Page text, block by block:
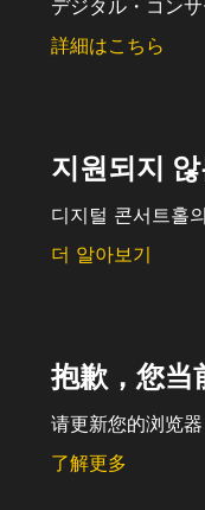
デジタル・コン
詳細はこちら
지원되지
디지털 콘서트홀
더 알아보기
抱歉，您当
请更新您的浏览
了解更多